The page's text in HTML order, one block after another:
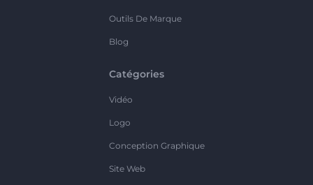
Outils De Marque
Blog
Catégories
Vidéo
Logo
Conception Graphique
Site Web